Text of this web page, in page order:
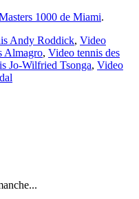
1000 de Miami.
Andy Roddick, Video
Almagro, Video tennis des
Jo-Wilfried Tsonga, Video